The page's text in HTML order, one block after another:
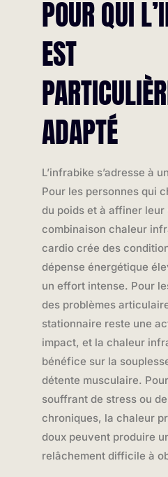
POUR QUI
EST
ADAPTÉ
L’infrabike s’adresse à
Pour les personnes qui
du poids et à affiner leur
combinaison chaleur
cardio crée des
dépense énergétique
un effort intense. Pour
des problèmes
stationnaire reste une
impact, et la chaleur
bénéfice sur la
détente musculaire.
souffrant de stress ou
chroniques, la chaleur
doux peuvent produire
relâchement difficile à